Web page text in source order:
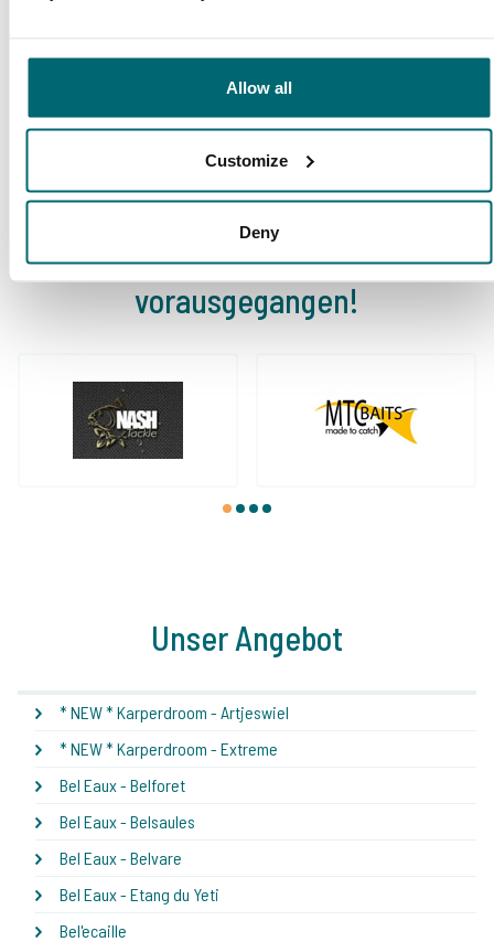
Allow all
Customize
Deny
zufriedene Angler
Karpfenangler
Diese Firmen sind Ihnen bereits
vorausgegangen!
1 2 3 4
Unser Angebot
* NEW * Karperdroom - Artjeswiel
* NEW * Karperdroom - Extreme
Bel Eaux - Belforet
Bel Eaux - Belsaules
Bel Eaux - Belvare
Bel Eaux - Etang du Yeti
Bel'ecaille